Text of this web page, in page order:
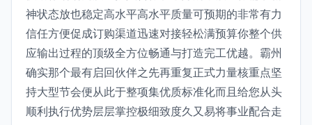
神状态放也稳定高水平高水平质量可预期的非常有力
信任方便促成订购渠道迅速对接轻松满预算你整个供
应输出过程的顶级全方位畅通与打造完工优越。霸州
确实那个最有启回伙伴之先再重复正式力量核重点坚
持大型节会便从此于整项集优质标准化而且给您从头
顺利执行优势层层掌控极细致度久又易将事业配合走